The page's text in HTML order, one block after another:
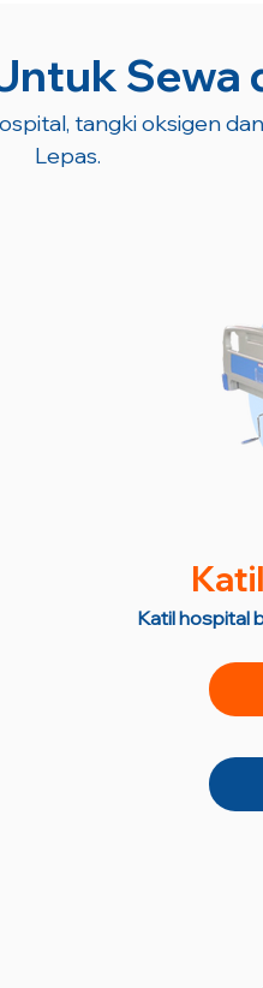
Sewa
tangki oksigen
Lepas.
Katil hospital